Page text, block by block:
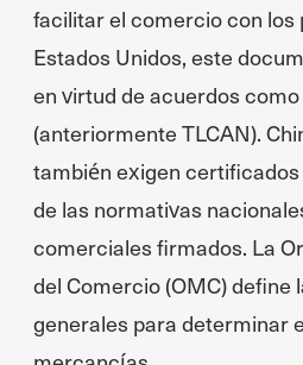
facilitar el comercio con los
Estados Unidos, este
en virtud de acuerdos como
(anteriormente TLCAN).
también exigen
de las normativas
comerciales firmados. La
del Comercio (OMC) define
generales para determinar